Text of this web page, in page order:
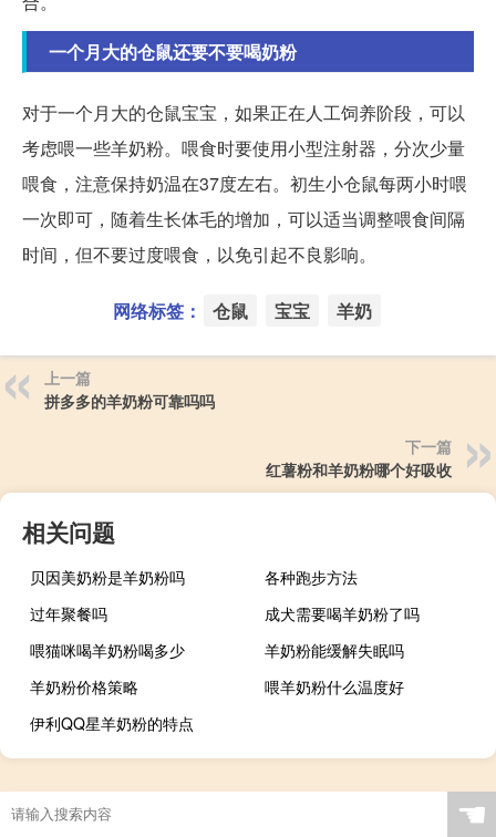
一个月大的仓鼠还要不要喝奶粉
对于一个月大的仓鼠宝宝，如果正在人工饲养阶段，可以
考虑喂一些羊奶粉。喂食时要使用小型注射器，分次少量
喂食，注意保持奶温在37度左右。初生小仓鼠每两小时喂
一次即可，随着生长体毛的增加，可以适当调整喂食间隔
时间，但不要过度喂食，以免引起不良影响。
网络标签： 仓鼠 宝宝 羊奶
上一篇
拼多多的羊奶粉可靠吗吗
下一篇
红薯粉和羊奶粉哪个好吸收
相关问题
贝因美奶粉是羊奶粉吗
各种跑步方法
过年聚餐吗
成犬需要喝羊奶粉了吗
喂猫咪喝羊奶粉喝多少
羊奶粉能缓解失眠吗
羊奶粉价格策略
喂羊奶粉什么温度好
伊利QQ星羊奶粉的特点
☚